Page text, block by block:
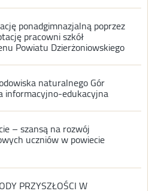
ponadgimnazjalną poprzez
pracowni szkół
Powiatu Dzierżoniowskiego
naturalnego Gór
informacyjno-edukacyjna
– szansą na rozwój
uczniów w powiecie
PRZYSZŁOŚCI W